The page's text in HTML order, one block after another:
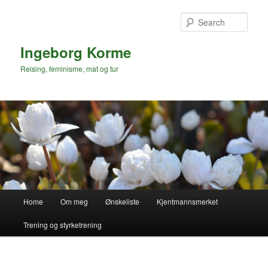
Ingeborg Korme
Reising, feminisme, mat og tur
Home Om meg Ønskeliste Kjentmannsmerket
Trening og styrketrening